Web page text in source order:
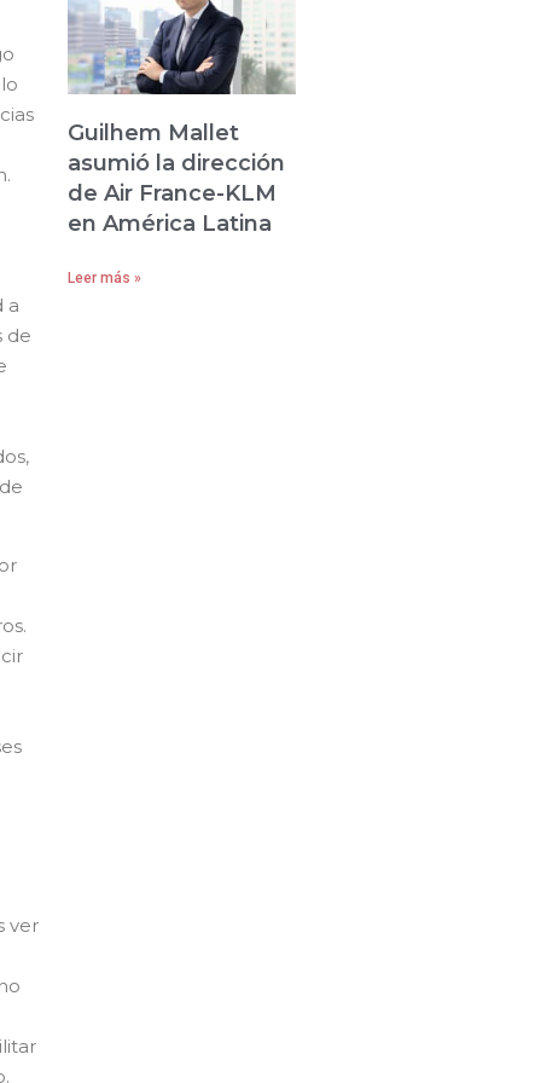
a
de
ver
Guilhem Mallet
asumió la dirección
de Air France-KLM
en América Latina
Leer más »